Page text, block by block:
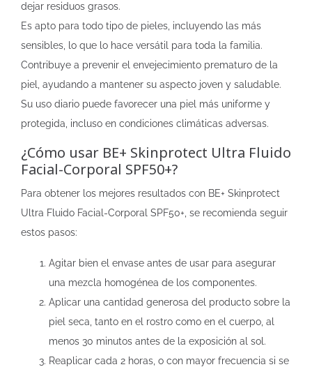
dejar residuos grasos.
Es apto para todo tipo de pieles, incluyendo las más
sensibles, lo que lo hace versátil para toda la familia.
Contribuye a prevenir el envejecimiento prematuro de la
piel, ayudando a mantener su aspecto joven y saludable.
Su uso diario puede favorecer una piel más uniforme y
protegida, incluso en condiciones climáticas adversas.
¿Cómo usar BE+ Skinprotect Ultra Fluido
Facial-Corporal SPF50+?
Para obtener los mejores resultados con BE+ Skinprotect
Ultra Fluido Facial-Corporal SPF50+, se recomienda seguir
estos pasos:
Agitar bien el envase antes de usar para asegurar
una mezcla homogénea de los componentes.
Aplicar una cantidad generosa del producto sobre la
piel seca, tanto en el rostro como en el cuerpo, al
menos 30 minutos antes de la exposición al sol.
Reaplicar cada 2 horas, o con mayor frecuencia si se